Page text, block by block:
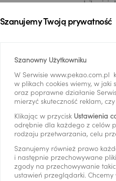
mobilnej,
22.11.2021
Więcej
Zespół
Szanujemy Twoją prywatność
Szanowny Użytkowniku
W Serwisie www.pekao.com.pl
w plikach cookies wiemy, w
oraz poprawne działanie
mierzyć skuteczność reklam,
Klikając w przycisk Ustawienia
odrębnie dla każdego z celów
rodzaju przetwarzania, celu
Szanujemy również prawo
i następnie przechowywane
zgody na przechowywanie
ustawień przeglądarki.